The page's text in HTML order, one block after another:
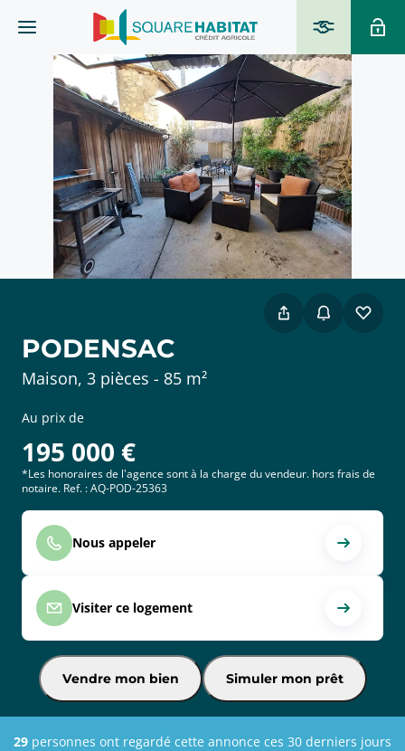
PODENSAC
Maison, 3 pièces - 85 m²
Au prix de
195 000 €
*Les honoraires de l'agence sont à la charge du vendeur. hors frais de
notaire. Ref. : AQ-POD-25363
Nous appeler
Visiter ce logement
Simuler mon prêt
Vendre mon bien
29 personnes ont regardé cette annonce ces 30 derniers jours